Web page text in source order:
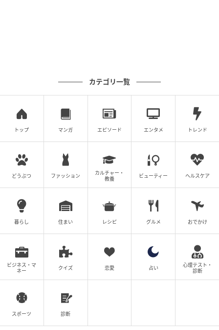
カテゴリ一覧
トップ マンガ エピソード エンタメ トレンド
どうぶつ ファッション
カルチャー・
教養
ビューティー ヘルスケア
暮らし 住まい レシピ グルメ おでかけ
ビジネス・マ
ネー
クイズ 恋愛 占い
心理テスト・
診断
スポーツ 診断